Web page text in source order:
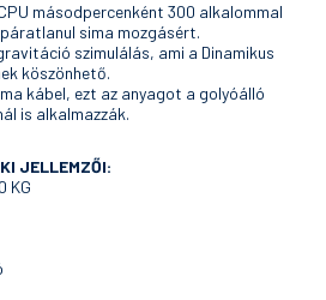
másodpercenként 300 alkalommal
sima mozgásért.
szimulálás, ami a Dinamikus
köszönhető.
kábel, ezt az anyagot a golyóálló
is alkalmazzák.
JELLEMZŐI:
KG